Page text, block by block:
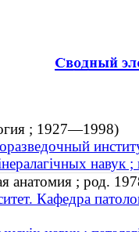
; 1927—1998)
навук
анатомия ; род.
Кафедра